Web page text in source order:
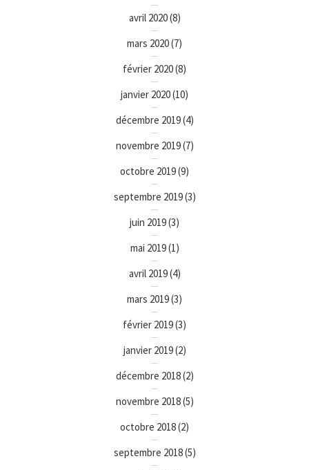
avril 2020(8)
mars 2020(7)
février 2020(8)
janvier 2020(10)
décembre 2019(4)
novembre 2019(7)
octobre 2019(9)
septembre 2019(3)
juin 2019(3)
mai 2019(1)
avril 2019(4)
mars 2019(3)
février 2019(3)
janvier 2019(2)
décembre 2018(2)
novembre 2018(5)
octobre 2018(2)
septembre 2018(5)